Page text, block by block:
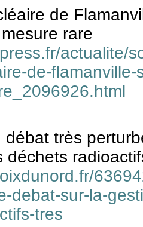
de
rare
actualite/
de-
débat très
déchets
debat-sur-la-
tres